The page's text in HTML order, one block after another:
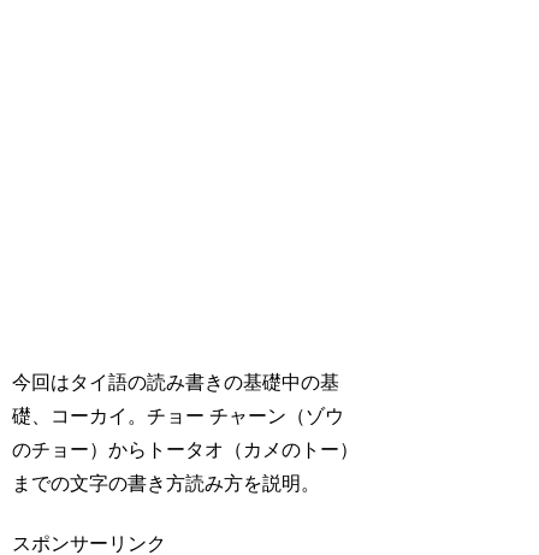
今回はタイ語の読み書きの基礎中の基
礎、コーカイ。チョー チャーン（ゾウ
のチョー）からトータオ（カメのトー）
までの文字の書き方読み方を説明。
スポンサーリンク